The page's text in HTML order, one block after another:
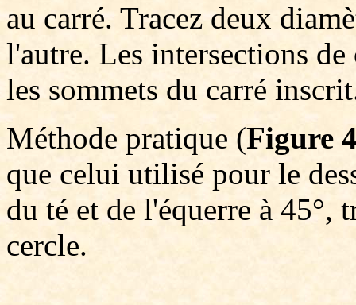
au carré. Tracez deux
l'autre. Les intersections de
les sommets du carré
Méthode pratique (Figure
que celui utilisé pour le
du té et de l'équerre à 45°,
cercle.